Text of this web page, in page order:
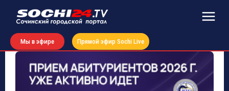
Мы в эфире Прямой эфир Sochi Live